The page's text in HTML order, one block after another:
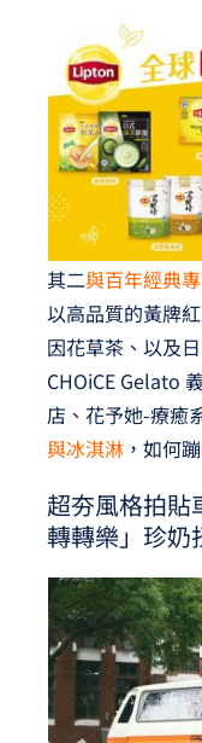
其二與百年經典
以高品質的黃牌
因花草茶、以及
CHOiCE Gelato
店、花予她-療癒
與冰淇淋，如何
超夯風格拍貼
轉轉樂」珍奶